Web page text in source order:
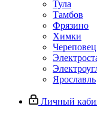
Тула
Тамбов
Фрязино
Химки
Череповец
Ярославль
Личный